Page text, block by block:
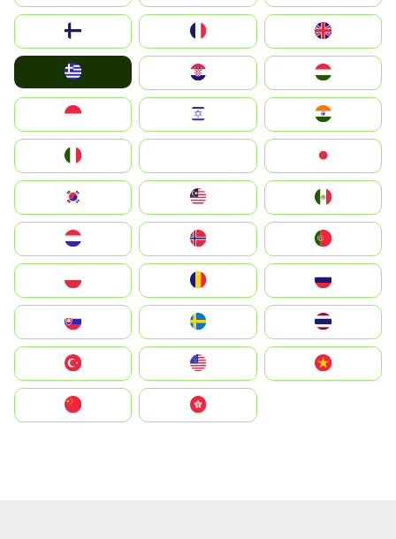
United Kingdom
Magyarország
South Korea
United States
中國香港特別行政區